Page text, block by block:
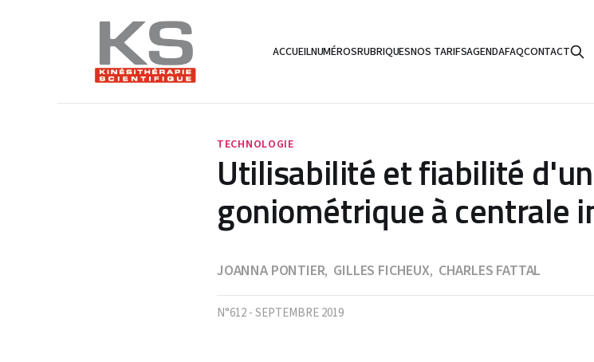
ACCUEILNUMÉROSRUBRIQUESNOS TARIFSAGENDAFAQCONTACT
TECHNOLOGIE
Utilisabilité et fiabilité
goniométrique à centrale
JOANNA PONTIER, GILLES FICHEUX, CHARLES FATTAL
N°612 - SEPTEMBRE 2019